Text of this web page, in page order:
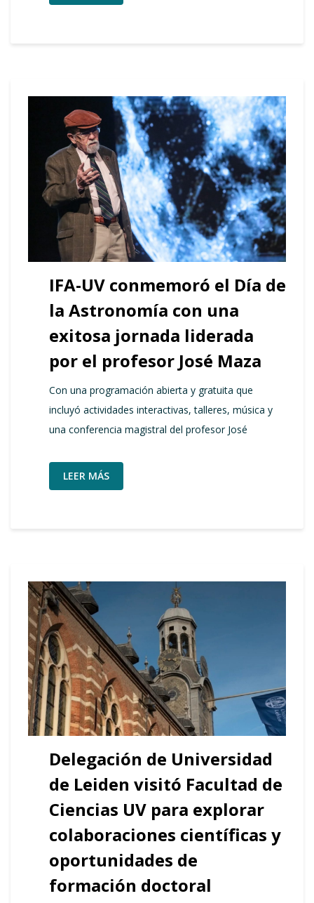
IFA-UV conmemoró el Día de
la Astronomía con una
exitosa jornada liderada
por el profesor José Maza
Con una programación abierta y gratuita que
incluyó actividades interactivas, talleres, música y
una conferencia magistral del profesor José
LEER MÁS
Delegación de Universidad
de Leiden visitó Facultad de
Ciencias UV para explorar
colaboraciones científicas y
oportunidades de
formación doctoral